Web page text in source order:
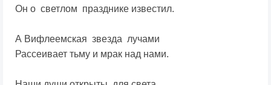
Он о светлом празднике известил.
А Вифлеемская звезда лучами
Рассеивает тьму и мрак над нами.